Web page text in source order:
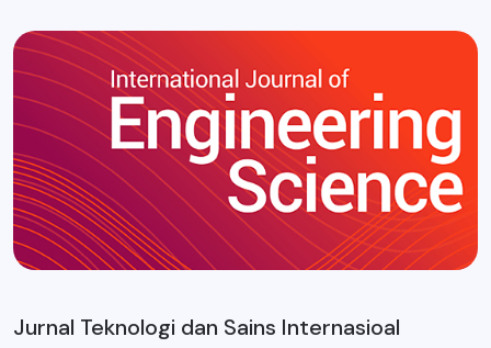
Jurnal Teknologi dan Sains Internasioal